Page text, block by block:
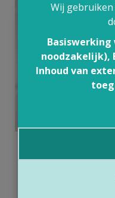
Eerste hulp bij
een ernstige ziekte
Wij
noodzakelijk),
Inhoud van